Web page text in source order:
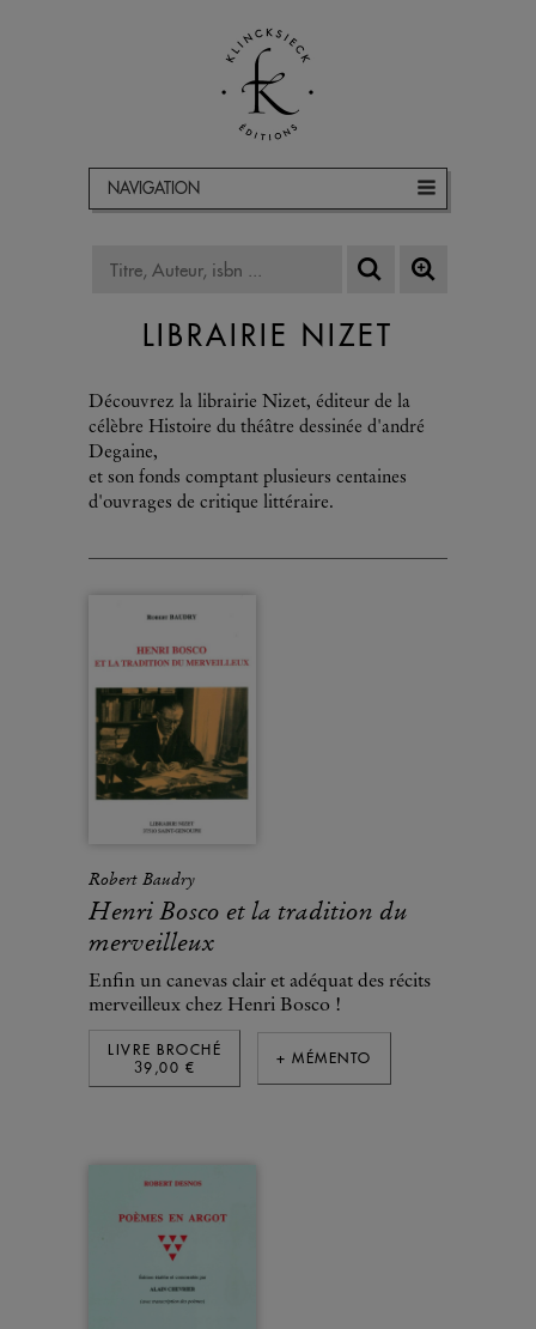
NAVIGATION
LIBRAIRIE NIZET
Découvrez la librairie Nizet, éditeur de la
célèbre Histoire du théâtre dessinée d'andré
Degaine,
et son fonds comptant plusieurs centaines
d'ouvrages de critique littéraire.
Robert Baudry
Henri Bosco et la tradition du
merveilleux
Enfin un canevas clair et adéquat des récits
merveilleux chez Henri Bosco !
LIVRE BROCHÉ
39,00 €
+ MÉMENTO